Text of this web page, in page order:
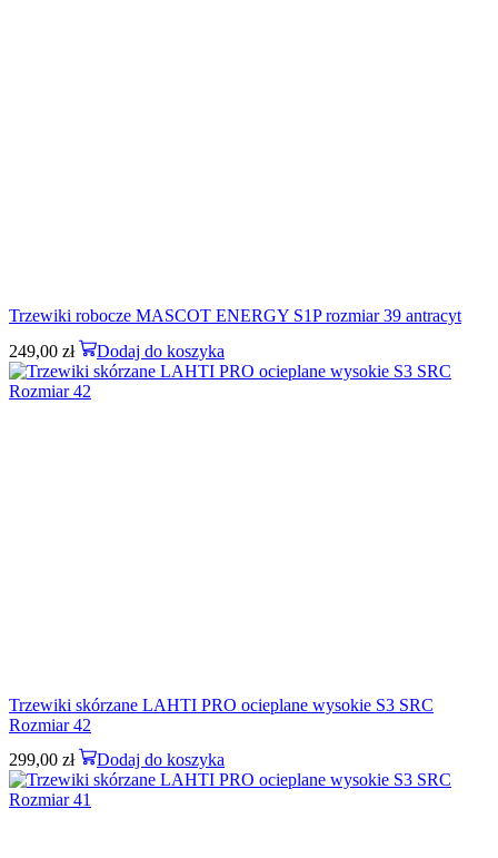
Trzewiki robocze MASCOT ENERGY S1P rozmiar 39 antracyt
249,00 zł Dodaj do koszyka
Trzewiki skórzane LAHTI PRO ocieplane wysokie S3 SRC
Rozmiar 42
299,00 zł Dodaj do koszyka